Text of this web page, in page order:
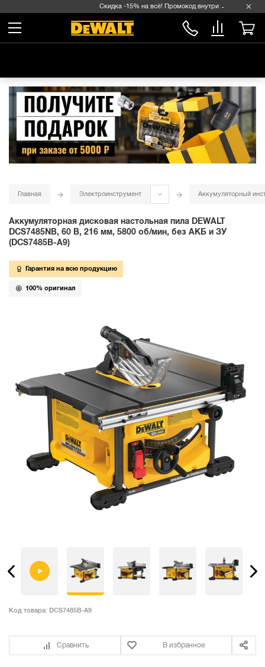
Скидка -15% на всё! Промокод внутри →
Главная Электроинструмент Аккумуляторный
Аккумуляторная дисковая настольная пила DEWALT
DCS7485NB, 60 В, 216 мм, 5800 об/мин, без АКБ и ЗУ
(DCS7485B-A9)
Гарантия на всю продукцию
100% оригинал
Код товара: DCS7485B-A9
Сравнить В избранное